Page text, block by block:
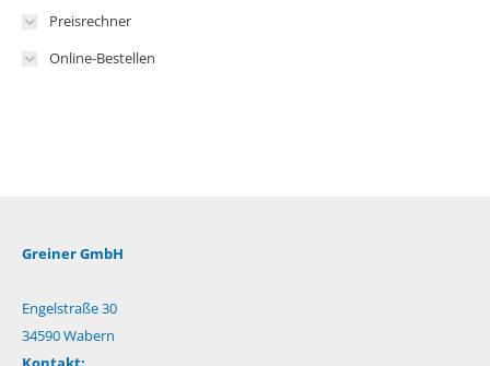
Preisrechner
Online-Bestellen
Greiner GmbH
Engelstraße 30
34590 Wabern